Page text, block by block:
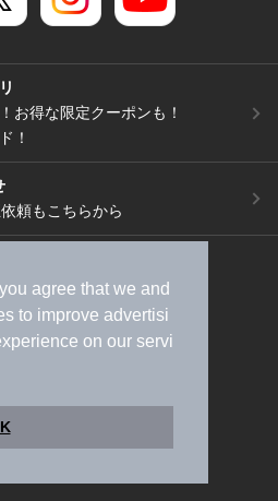
agree that we and
to improve advertisi
on our servi
お得な限定クーポンも！
！
頼もこちらから
請求）
広告出稿のご案内
スタイルMEMBERS+規約
く表記
ヘルプ
採用情報
Lifestyle Co., Ltd.